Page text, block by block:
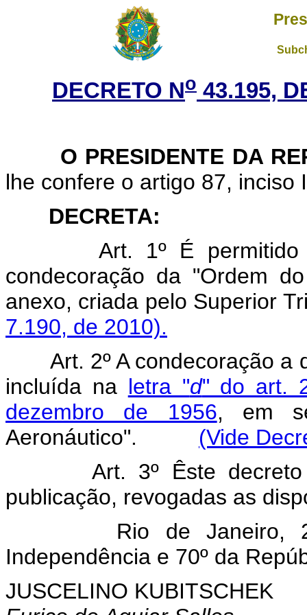
DECRETO No 43.195,
O PRESIDENTE DA
lhe confere o artigo 87, inciso
DECRETA:
Art. 1º É
condecoração da "Ordem
anexo, criada pelo
7.190, de 2010).
Art. 2º A condecoração
incluída na letra "d" do art.
dezembro de 1956, em
Aeronáutico". (Vide
Art. 3º Êste
publicação, revogadas as
Rio de Janeiro,
Independência e 70º da
JUSCELINO KUBITSCHEK